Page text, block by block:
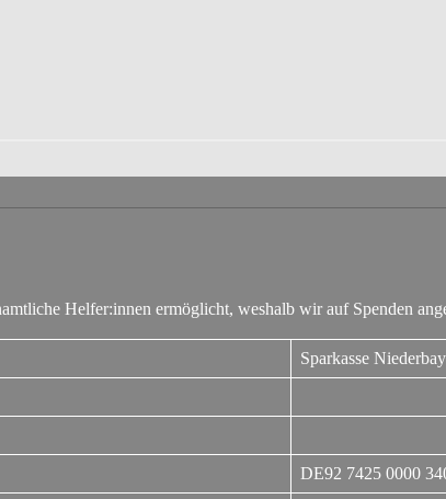
Helfer:innen ermöglicht, weshalb wir auf Spenden
Sparkasse
DE92 7425 0000